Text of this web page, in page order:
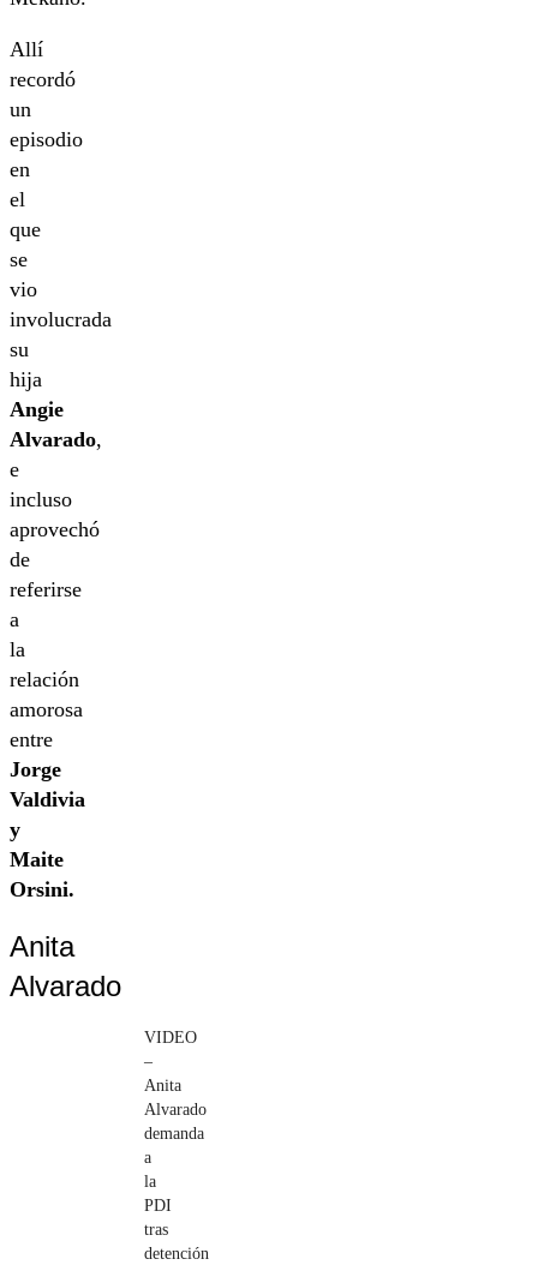
Allí
recordó
un
episodio
en
el
que
se
vio
involucrada
su
hija
Angie
Alvarado,
e
incluso
aprovechó
de
referirse
a
la
relación
amorosa
entre
Jorge
Valdivia
y
Maite
Orsini.
Anita
Alvarado
VIDEO
–
Anita
Alvarado
demanda
a
la
PDI
tras
detención